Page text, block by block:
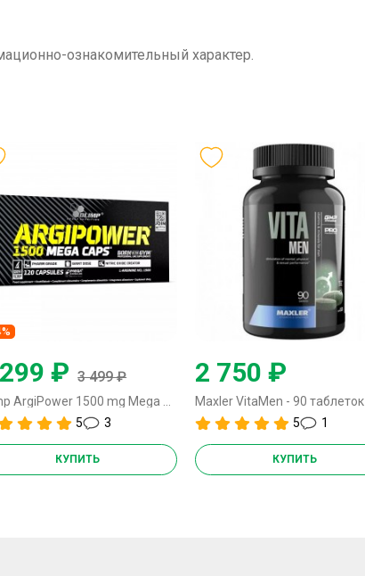
ознакомительный характер.
₽ 3 499 ₽
5
3
КУПИТЬ
2 750 ₽
Maxler VitaMen - 90 таблеток
5
1
КУПИТЬ